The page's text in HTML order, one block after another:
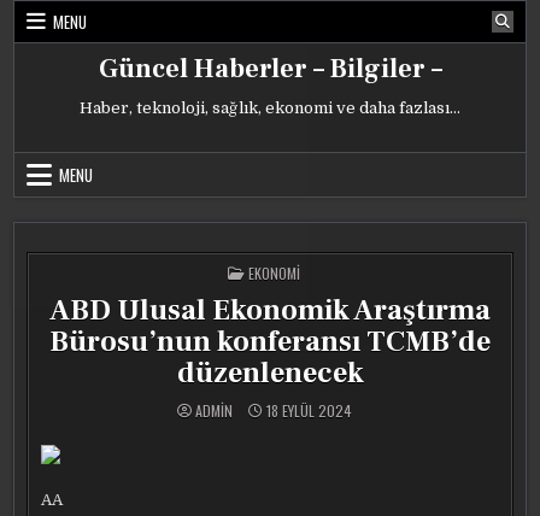
Skip
MENU
Güncel Haberler – Bilgiler –
Haber, teknoloji, sağlık, ekonomi ve daha fazlası…
MENU
POSTED
IN
EKONOMI
ABD Ulusal Ekonomik Araştırma
Bürosu’nun konferansı TCMB’de
düzenlenecek
ADMIN 18 EYLÜL 2024
AA